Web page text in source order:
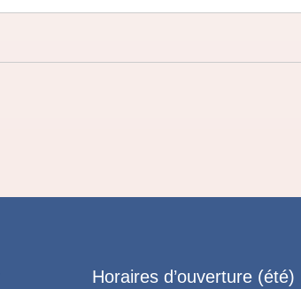
Horaires d’ouverture (été)